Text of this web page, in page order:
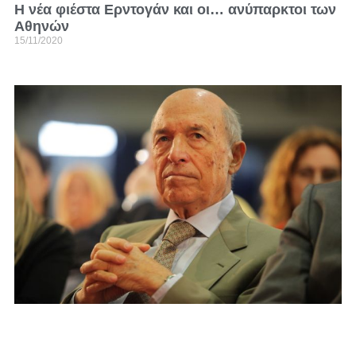
Η νέα φιέστα Ερντογάν και οι… ανύπαρκτοι των
Αθηνών
15/11/2020